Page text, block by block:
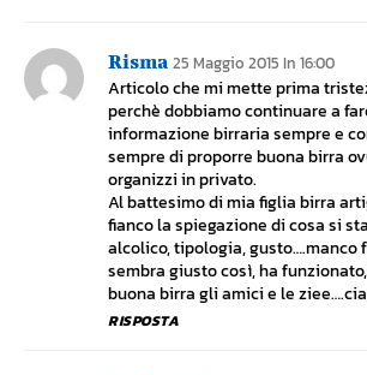
Risma 25 Maggio 2015 In 16:00
Articolo che mi mette prima
perchè dobbiamo continuare a
informazione birraria sempre e
sempre di proporre buona birra
organizzi in privato.
Al battesimo di mia figlia birra
fianco la spiegazione di cosa si
alcolico, tipologia, gusto….manco
sembra giusto così, ha
buona birra gli amici e le
RISPOSTA